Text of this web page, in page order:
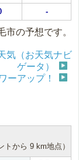
-
市の予想です。
気（お天気ナビ
ゲータ）
ーアップ！
トから 9 km地点）